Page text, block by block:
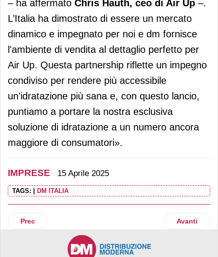
– ha affermato Chris Hauth, ceo di Air Up –.
L’Italia ha dimostrato di essere un mercato
dinamico e impegnato per noi e dm fornisce
l'ambiente di vendita al dettaglio perfetto per
Air Up. Questa partnership riflette un impegno
condiviso per rendere più accessibile
un'idratazione più sana e, con questo lancio,
puntiamo a portare la nostra esclusiva
soluzione di idratazione a un numero ancora
maggiore di consumatori».
IMPRESE 15 Aprile 2025
TAGS: DM ITALIA
Articolo precedente: Bilancio positivo per Latteria Soligo
Prec Articolo
Avanti